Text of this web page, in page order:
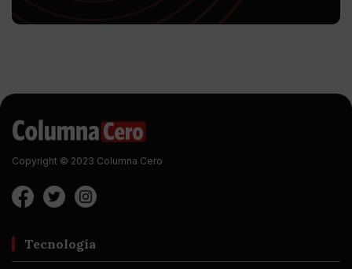
Copyright © 2023 Columna Cero
Tecnología